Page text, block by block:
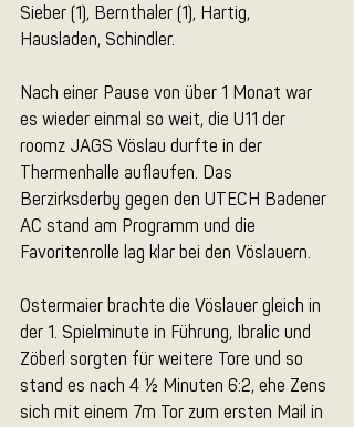
Sieber (1), Bernthaler (1), Hartig,
Hausladen, Schindler.
Nach einer Pause von über 1 Monat war
es wieder einmal so weit, die U11 der
roomz JAGS Vöslau durfte in der
Thermenhalle auflaufen. Das
Berzirksderby gegen den UTECH Badener
AC stand am Programm und die
Favoritenrolle lag klar bei den Vöslauern.
Ostermaier brachte die Vöslauer gleich in
der 1. Spielminute in Führung, Ibralic und
Zöberl sorgten für weitere Tore und so
stand es nach 4 ½ Minuten 6:2, ehe Zens
sich mit einem 7m Tor zum ersten Mail in